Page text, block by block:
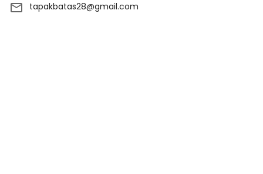
tapakbatas28@gmail.com